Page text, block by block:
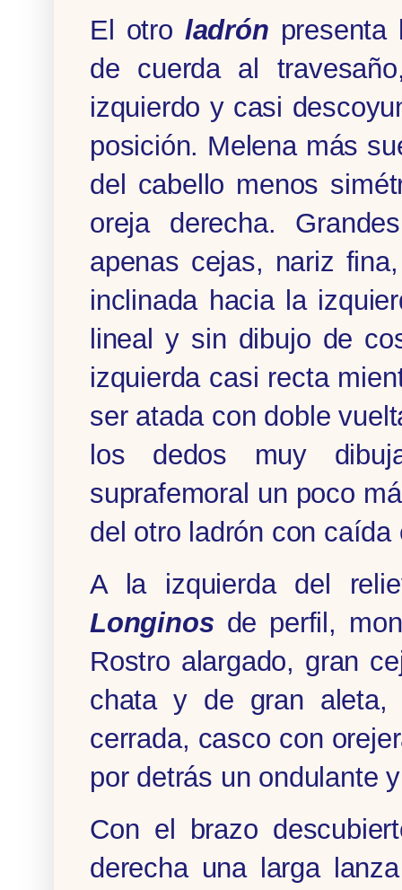
El otro ladrón
de cuerda al
izquierdo y casi
posición. Melena más
del cabello menos
oreja derecha.
apenas cejas, nariz
inclinada hacia la
lineal y sin dibujo de
izquierda casi recta
ser atada con doble
los dedos muy
suprafemoral un poco
del otro ladrón con
A la izquierda del
Longinos de perfil,
Rostro alargado, gran
chata y de gran aleta,
cerrada, casco con
por detrás un ondulante
Con el brazo
derecha una larga